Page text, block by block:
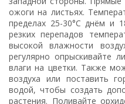
ожоги на листьях.
пределах 25-30°C днём и
резких перепадов
высокой влажности
регулярно опрыскивайте
влаги на цветки. Также
воздуха или поставить
водой, чтобы создать
растения. Поливайте